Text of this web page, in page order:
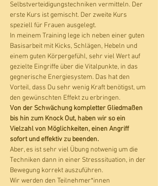
Selbstverteidigungstechniken vermitteln. Der
erste Kurs ist gemischt. Der zweite Kurs
speziell für Frauen ausgelegt.
In meinem Training lege ich neben einer guten
Basisarbeit mit Kicks, Schlägen, Hebeln und
einem guten Körpergefühl, sehr viel Wert auf
gezielte Eingriffe über die Vitalpunkte, in das
gegnerische Energiesystem. Das hat den
Vorteil, dass Du sehr wenig Kraft benötigst, um
den gewünschten Effekt zu erbringen.
Von der Schwächung kompletter Gliedmaßen
bis hin zum Knock Out, haben wir so ein
Vielzahl von Möglichkeiten, einen Angriff
sofort und effektiv zu beenden.
Aber, es ist sehr viel Übung notwenig um die
Techniken dann in einer Stresssituation, in der
Bewegung korrekt auszuführen.
Wir werden den Teilnehmer*innen